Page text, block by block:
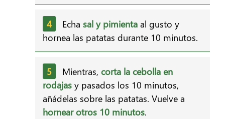
Echa sal y pimienta al gusto y
hornea las patatas durante 10 minutos.
Mientras, corta la cebolla en
rodajas y pasados los 10 minutos,
añádelas sobre las patatas. Vuelve a
hornear otros 10 minutos.